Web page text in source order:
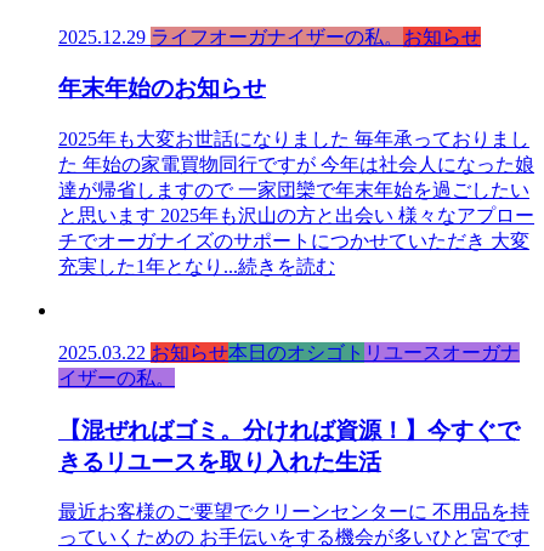
2025.12.29 ライフオーガナイザーの私。 お知らせ
年末年始のお知らせ
2025年も大変お世話になりました 毎年承っておりまし
た 年始の家電買物同行ですが 今年は社会人になった娘
達が帰省しますので 一家団欒で年末年始を過ごしたい
と思います 2025年も沢山の方と出会い 様々なアプロー
チでオーガナイズのサポートにつかせていただき 大変
充実した1年となり ...続きを読む
2025.03.22 お知らせ本日のオシゴト リユースオーガナ
イザーの私。
【混ぜればゴミ。分ければ資源！】今すぐで
きるリユースを取り入れた生活
最近お客様のご要望でクリーンセンターに 不用品を持
っていくための お手伝いをする機会が多いひと宮です